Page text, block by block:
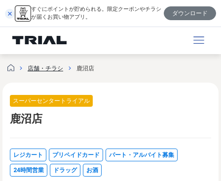
を
キ
すぐにポイントが貯められる。限定クーポンやチラシ
が届くお買い物アプリ。
ダウンロード
店舗・チラシ 鹿沼店
スーパーセンタートライアル
鹿沼店
レジカート プリペイドカード パート・アルバイト募集
24時間営業 ドラッグ お酒